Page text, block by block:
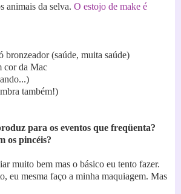
animais da selva. O estojo de make é
bronzeador (saúde, muita saúde)
cor da Mac
também!)
para os eventos que freqüenta?
os pincéis?
muito bem mas o básico eu tento fazer.
eu mesma faço a minha maquiagem. Mas